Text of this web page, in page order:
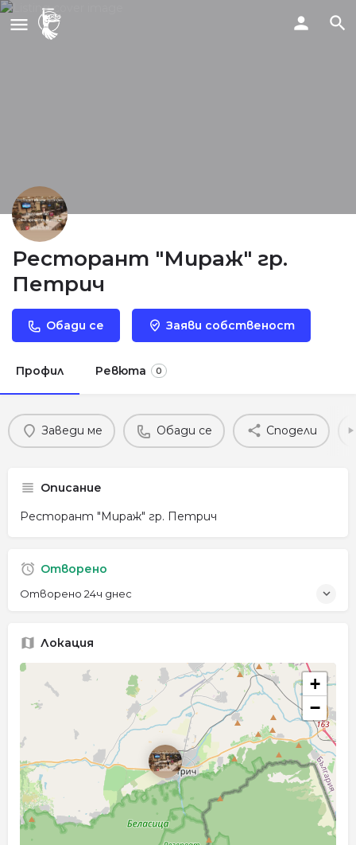
Ресторант "Мираж" гр.
Петрич
Обади се Заяви собственост
Профил Ревюта 0
Заведи ме Обади се Сподели
Описание
Ресторант "Мираж" гр. Петрич
Отворено
Отворено 24ч днес
Локация
+
−